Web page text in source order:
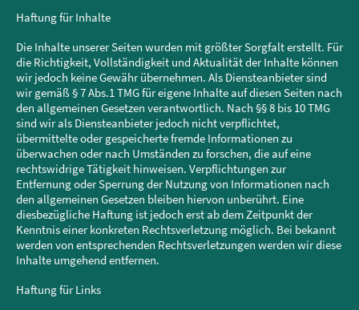
Haftung für Inhalte
Die Inhalte unserer Seiten wurden mit größter Sorgfalt erstellt. Für
die Richtigkeit, Vollständigkeit und Aktualität der Inhalte können
wir jedoch keine Gewähr übernehmen. Als Diensteanbieter sind
wir gemäß § 7 Abs.1 TMG für eigene Inhalte auf diesen Seiten nach
den allgemeinen Gesetzen verantwortlich. Nach §§ 8 bis 10 TMG
sind wir als Diensteanbieter jedoch nicht verpflichtet,
übermittelte oder gespeicherte fremde Informationen zu
überwachen oder nach Umständen zu forschen, die auf eine
rechtswidrige Tätigkeit hinweisen. Verpflichtungen zur
Entfernung oder Sperrung der Nutzung von Informationen nach
den allgemeinen Gesetzen bleiben hiervon unberührt. Eine
diesbezügliche Haftung ist jedoch erst ab dem Zeitpunkt der
Kenntnis einer konkreten Rechtsverletzung möglich. Bei bekannt
werden von entsprechenden Rechtsverletzungen werden wir diese
Inhalte umgehend entfernen.
Haftung für Links